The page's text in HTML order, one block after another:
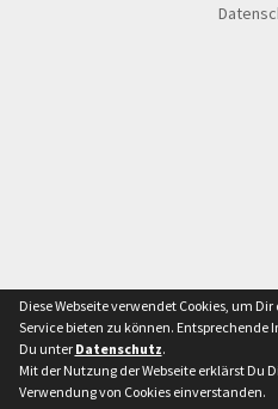
Diese Webseite verwendet Cookies, um
Service bieten zu können. Entsprechende
Du unter Datenschutz.
Mit der Nutzung der Webseite erklärst Du
Verwendung von Cookies einverstanden.